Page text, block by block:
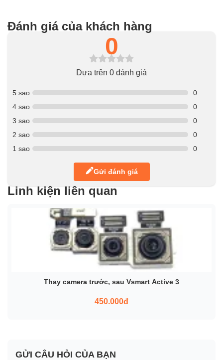
Đánh giá của khách hàng
0
Dựa trên 0 đánh giá
5 sao
0
4 sao
0
3 sao
0
2 sao
0
1 sao
0
Gửi đánh giá
Linh kiện liên quan
Thay camera trước, sau Vsmart Active 3
450.000đ
GỬI CÂU HỎI CỦA BẠN